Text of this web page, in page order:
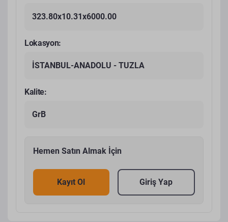
323.80x10.31x6000.00
Lokasyon:
İSTANBUL-ANADOLU - TUZLA
Kalite:
GrB
Hemen Satın Almak İçin
Kayıt Ol Giriş Yap